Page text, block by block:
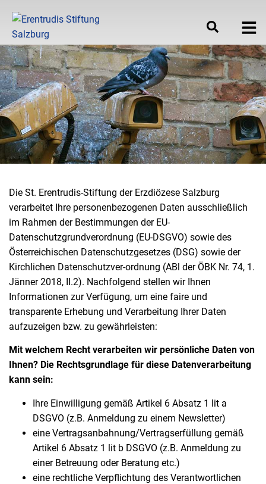
Die St. Erentrudis-Stiftung der Erzdiözese Salzburg
verarbeitet Ihre personenbezogenen Daten ausschließlich
im Rahmen der Bestimmungen der EU-
Datenschutzgrundverordnung (EU-DSGVO) sowie des
Österreichischen Datenschutzgesetzes (DSG) sowie der
Kirchlichen Datenschutzver-ordnung (ABl der ÖBK Nr. 74, 1.
Jänner 2018, II.2). Nachfolgend stellen wir Ihnen
Informationen zur Verfügung, um eine faire und
transparente Erhebung und Verarbeitung Ihrer Daten
aufzuzeigen bzw. zu gewährleisten:
Mit welchem Recht verarbeiten wir persönliche Daten von
Ihnen? Die Rechtsgrundlage für diese Datenverarbeitung
kann sein:
Ihre Einwilligung gemäß Artikel 6 Absatz 1 lit a
DSGVO (z.B. Anmeldung zu einem Newsletter)
eine Vertragsanbahnung/Vertragserfüllung gemäß
Artikel 6 Absatz 1 lit b DSGVO (z.B. Anmeldung zu
einer Betreuung oder Beratung etc.)
eine rechtliche Verpflichtung des Verantwortlichen